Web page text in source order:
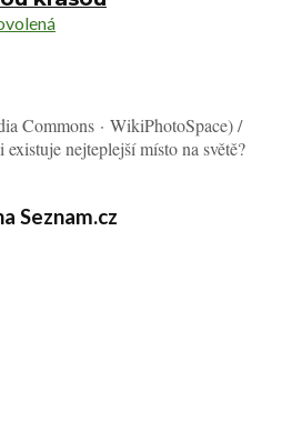
Commons · WikiPhotoSpace) /
nejteplejší místo na světě?
Seznam.cz